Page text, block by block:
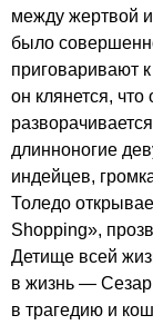
между жертвой
было
приговаривают
он клянется,
длинноногие
индейцев,
Толедо
Shopping»,
Детище всей
в жизнь — Сезар
в трагедию и